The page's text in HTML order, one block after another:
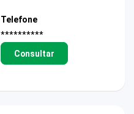
Telefone
**********
Consultar